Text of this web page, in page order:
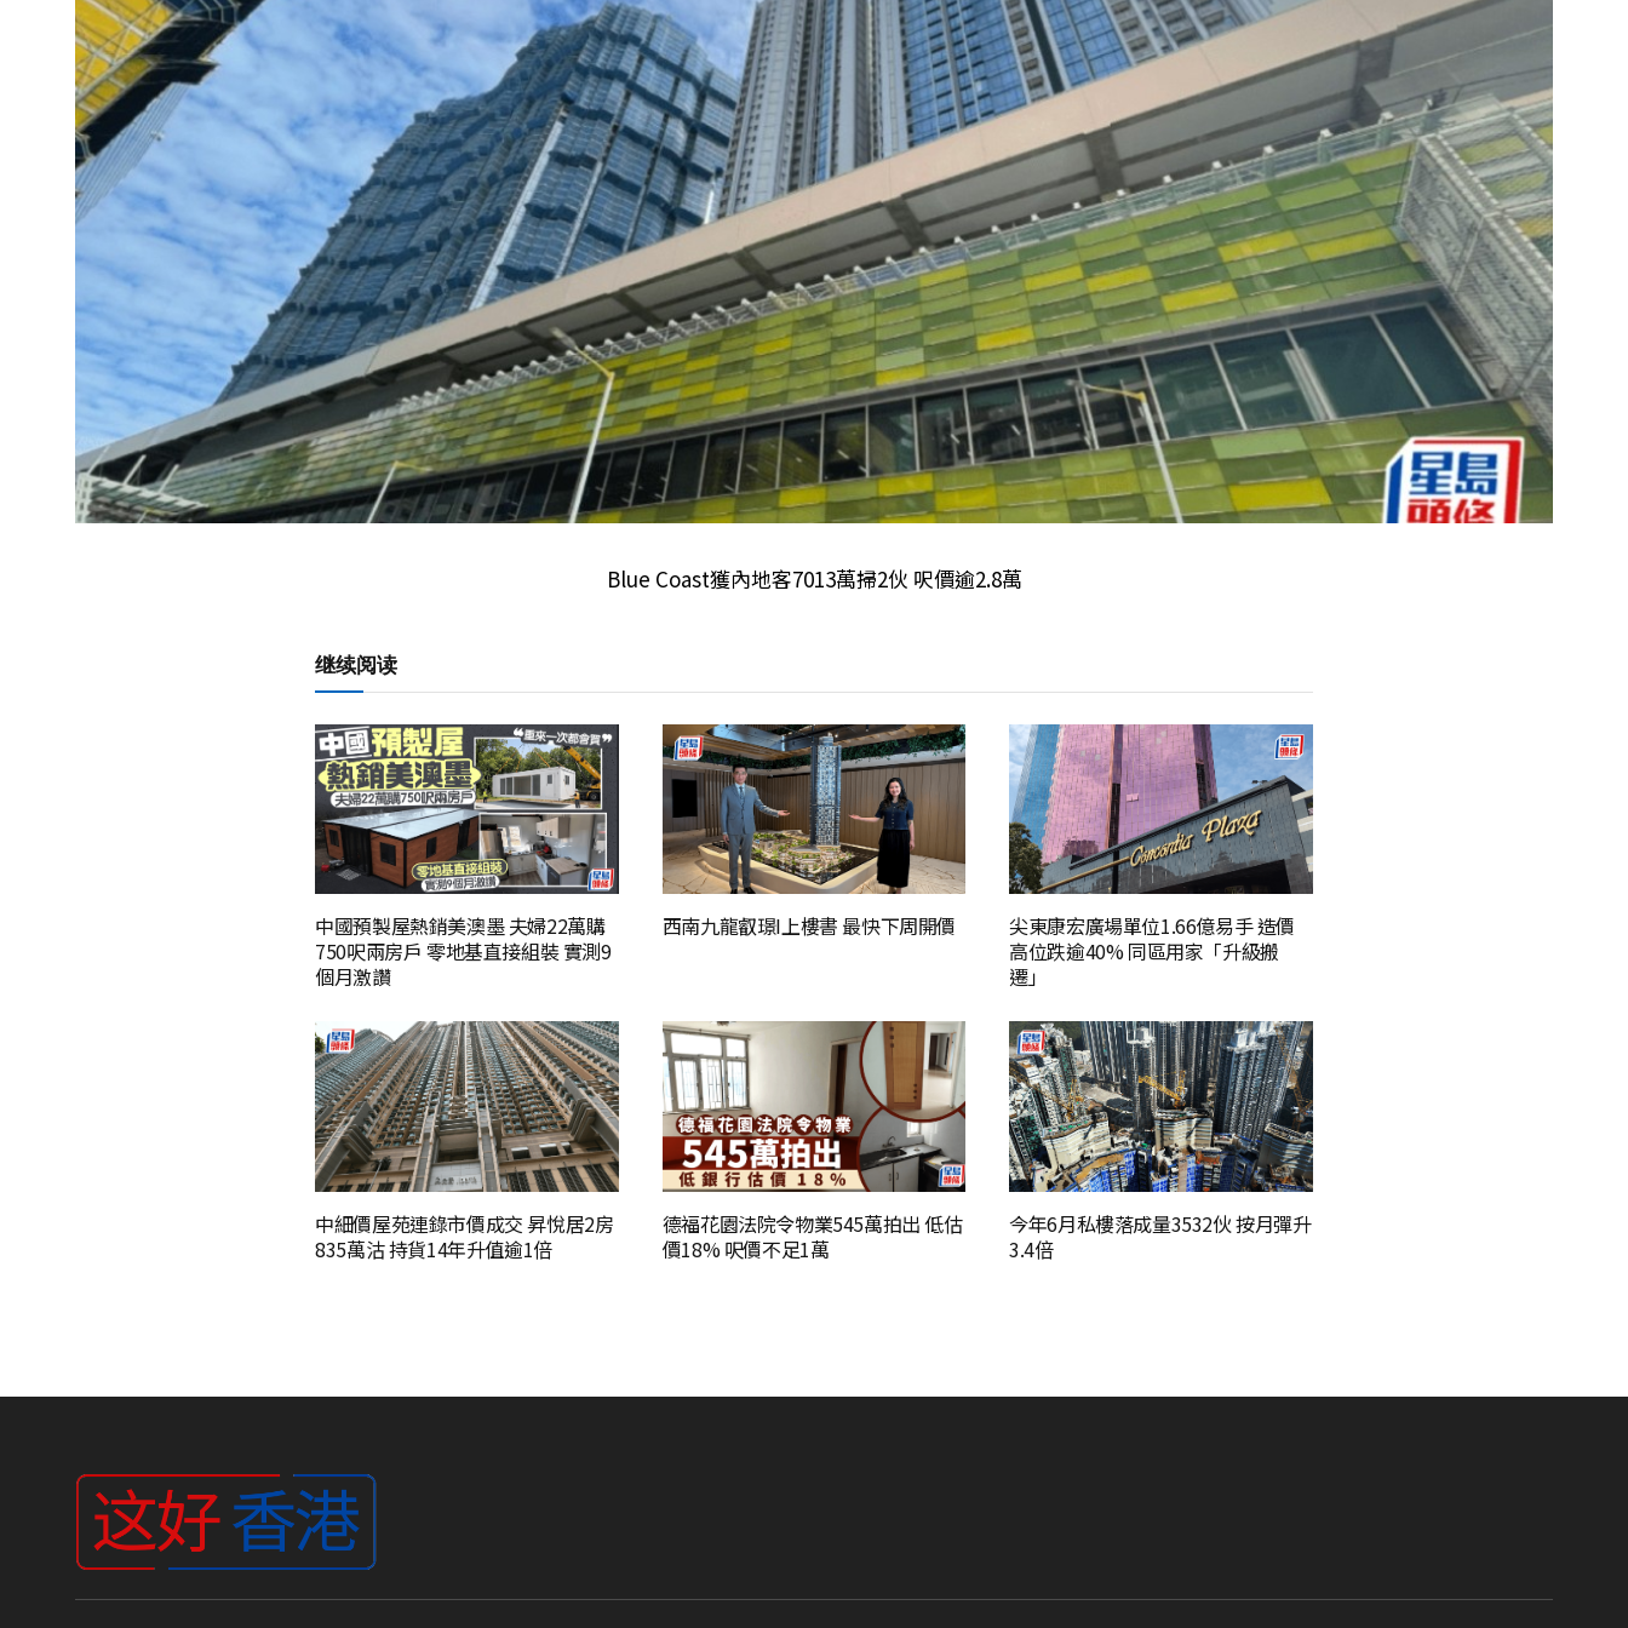
Blue Coast獲內地客7013萬掃2伙 呎價逾2.8萬
继续阅读
中國預製屋熱銷美澳墨 夫婦22萬購
750呎兩房戶 零地基直接組裝 實測9
個月激讚
西南九龍叡璟I上樓書 最快下周開價
尖東康宏廣場單位1.66億易手 造價
高位跌逾40% 同區用家「升級搬
遷」
中細價屋苑連錄市價成交 昇悅居2房
835萬沽 持貨14年升值逾1倍
德福花園法院令物業545萬拍出 低估
價18% 呎價不足1萬
今年6月私樓落成量3532伙 按月彈升
3.4倍